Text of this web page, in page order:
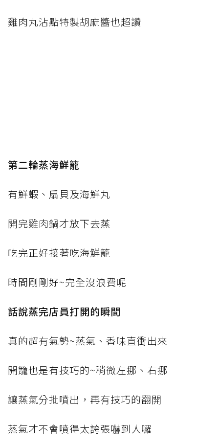
雞肉丸沾點特製胡麻醬也超讚
第二輪蒸海鮮籠
有鮮蝦、扇貝及海鮮丸
開完雞肉鍋才放下去蒸
吃完正好接著吃海鮮籠
時間剛剛好~完全沒浪費呢
話說蒸完店員打開的瞬間
真的超有氣勢~蒸氣、香味直衝出來
開籠也是有技巧的~稍微左挪、右挪
讓蒸氣分批噴出，再有技巧的翻開
蒸氣才不會噴得太誇張嚇到人囉